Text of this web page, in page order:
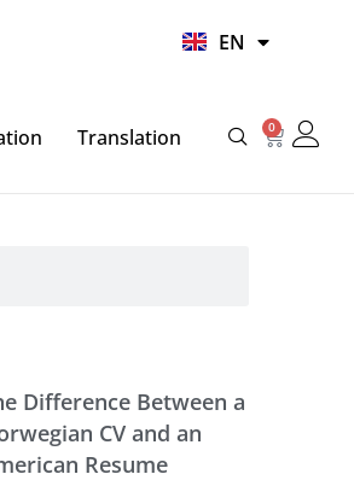
EN
HI
Translation 0
Basket
Difference Between a
CV and an
Resume